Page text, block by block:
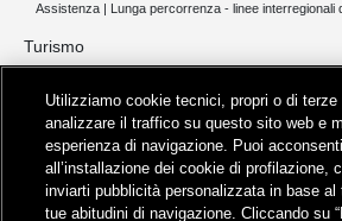
Assistenza | Lunga percorrenza - linee interregionali
Turismo
Servizi per aeroporti
Servizi di noleggio con conducente
Servizio di navigazione sul Lago Trasimeno
News e comunicati stampa
Comunicati stampa
Utilizziamo cookie tecnici, propri o di terze
analizzare il traffico su questo sito web e
esperienza di navigazione. Puoi
all’installazione dei cookie di profilazione,
inviarti pubblicità personalizzata in base al
tue abitudini di navigazione. Cliccando su